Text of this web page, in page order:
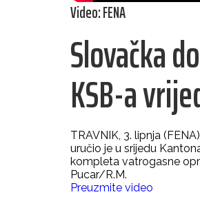
Video: FENA
Slovačka
KSB-a
TRAVNIK, 3. lipnja
uručio je u srijedu
kompleta vatrogasne
Pucar/R.M.
Preuzmite video